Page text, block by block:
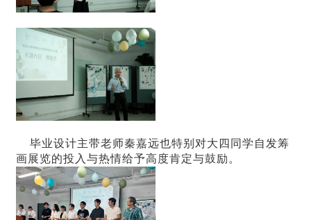
毕业设计主带老师秦嘉远也特别对大四同学自发筹
画展览的投入与热情给予高度肯定与鼓励。